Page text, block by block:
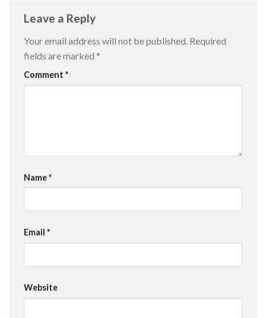
Leave a Reply
Your email address will not be published. Required
fields are marked *
Comment *
Name*
Email *
Website